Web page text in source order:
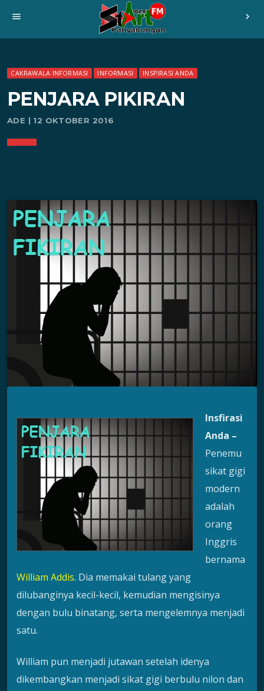
menu chevron_right
CAKRAWALA INFORMASI INFORMASI INSPIRASI ANDA
PENJARA PIKIRAN
ADE | 12 OKTOBER 2016
Insfirasi
Anda –
Penemu
sikat gigi
modern
adalah
orang
Inggris
bernama
William Addis. Dia memakai tulang yang
dilubanginya kecil-kecil, kemudian mengisinya
dengan bulu binatang, serta mengelemnya menjadi
satu.
William pun menjadi jutawan setelah idenya
dikembangkan menjadi sikat gigi berbulu nilon dan